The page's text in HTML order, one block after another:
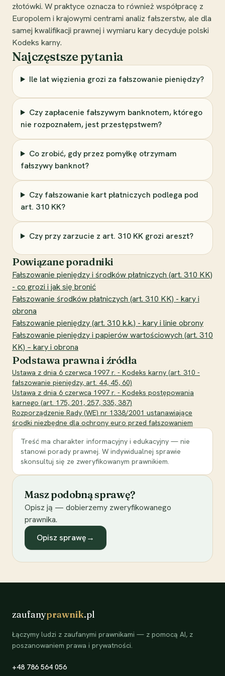
złotówki. W praktyce oznacza to również współpracę z
Europolem i krajowymi centrami analiz fałszerstw, ale dla
samej kwalifikacji prawnej i wymiaru kary decyduje polski
Kodeks karny.
Najczęstsze pytania
Ile lat więzienia grozi za fałszowanie pieniędzy?
Czy zapłacenie fałszywym banknotem, którego
nie rozpoznałem, jest przestępstwem?
Co zrobić, gdy przez pomyłkę otrzymam
fałszywy banknot?
Czy fałszowanie kart płatniczych podlega pod
art. 310 KK?
Czy przy zarzucie z art. 310 KK grozi areszt?
Powiązane poradniki
Fałszowanie pieniędzy i środków płatniczych (art. 310 KK)
- co grozi i jak się bronić
Fałszowanie środków płatniczych (art. 310 KK) - kary i
obrona
Fałszowanie pieniędzy (art. 310 k.k.) - kary i linie obrony
Fałszowanie pieniędzy i papierów wartościowych (art. 310
KK) – kary i obrona
Podstawa prawna i źródła
Ustawa z dnia 6 czerwca 1997 r. - Kodeks karny (art. 310 -
fałszowanie pieniędzy, art. 44, 45, 60)
Ustawa z dnia 6 czerwca 1997 r. - Kodeks postępowania
karnego (art. 175, 201, 257, 335, 387)
Rozporządzenie Rady (WE) nr 1338/2001 ustanawiające
środki niezbędne dla ochrony euro przed fałszowaniem
Treść ma charakter informacyjny i edukacyjny — nie
stanowi porady prawnej. W indywidualnej sprawie
skonsultuj się ze zweryfikowanym prawnikiem.
Masz podobną sprawę?
Opisz ją — dobierzemy zweryfikowanego
prawnika.
Opisz sprawę→
zaufanyprawnik.pl
Łączymy ludzi z zaufanymi prawnikami — z pomocą AI, z
poszanowaniem prawa i prywatności.
+48 786 564 056